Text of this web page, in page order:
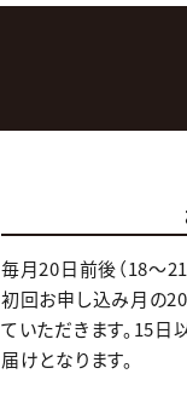
毎月20日前後（18～
初回お申し込み月の
ていただきます。15
届けとなります。